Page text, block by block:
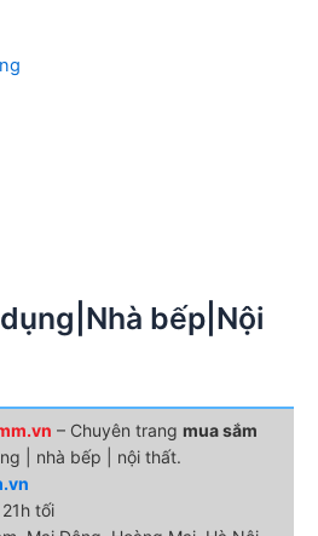
bếp|Nội
– Chuyên trang mua sắm
| nhà bếp | nội thất.
tối